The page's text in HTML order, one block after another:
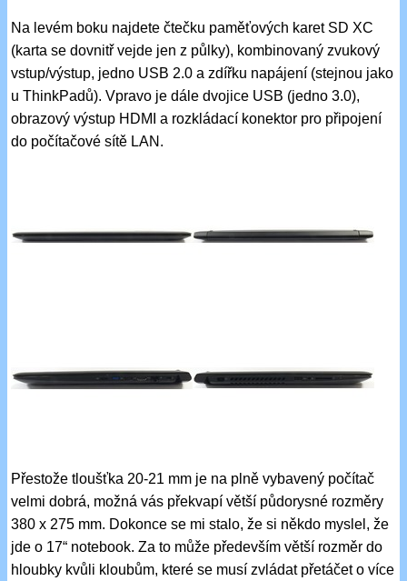
Na levém boku najdete čtečku paměťových karet SD XC
(karta se dovnitř vejde jen z půlky), kombinovaný zvukový
vstup/výstup, jedno USB 2.0 a zdířku napájení (stejnou jako
u ThinkPadů). Vpravo je dále dvojice USB (jedno 3.0),
obrazový výstup HDMI a rozkládací konektor pro připojení
do počítačové sítě LAN.
Přestože tloušťka 20-21 mm je na plně vybavený počítač
velmi dobrá, možná vás překvapí větší půdorysné rozměry
380 x 275 mm. Dokonce se mi stalo, že si někdo myslel, že
jde o 17“ notebook. Za to může především větší rozměr do
hloubky kvůli kloubům, které se musí zvládat přetáčet o více